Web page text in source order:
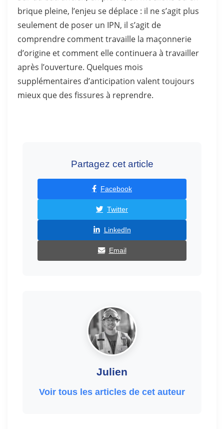
brique pleine, l’enjeu se déplace : il ne s’agit plus
seulement de poser un IPN, il s’agit de
comprendre comment travaille la maçonnerie
d’origine et comment elle continuera à travailler
après l’ouverture. Quelques mois
supplémentaires d’anticipation valent toujours
mieux que des fissures à reprendre.
Partagez cet article
Facebook
Twitter
LinkedIn
Email
Julien
Voir tous les articles de cet auteur